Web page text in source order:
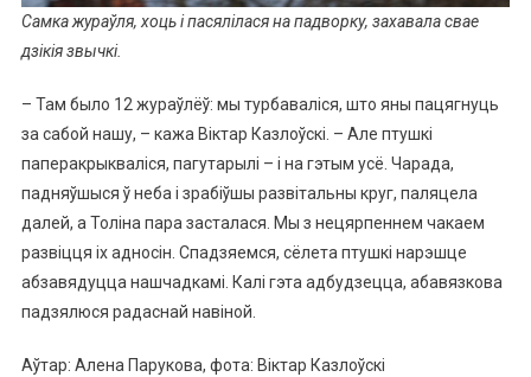
Самка жураўля, хоць і пасялілася на падворку, захавала свае
дзікія звычкі.
– Там было 12 жураўлёў: мы турбаваліся, што яны пацягнуць
за сабой нашу, – кажа Віктар Казлоўскі. – Але птушкі
паперакрыкваліся, пагутарылі – і на гэтым усё. Чарада,
падняўшыся ў неба і зрабіўшы развітальны круг, паляцела
далей, а Толіна пара засталася. Мы з нецярпеннем чакаем
развіцця іх адносін. Спадзяемся, сёлета птушкі нарэшце
абзавядуцца нашчадкамі. Калі гэта адбудзецца, абавязкова
падзялюся радаснай навіной.
Аўтар: Алена Парукова, фота: Віктар Казлоўскі